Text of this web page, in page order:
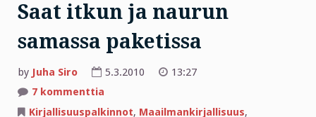
Saat itkun ja naurun
samassa paketissa
by Juha Siro 5.3.2010
13:27
7 kommenttia
itkun
Kirjallisuuspalkinnot, Maailmankirjallisuus,